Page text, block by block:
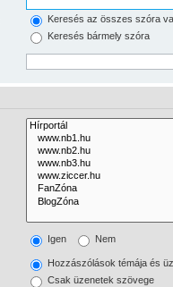
Keresés az összes szóra
Keresés bármely szóra
Igen Nem
Hozzászólások témája és
Csak üzenetek szövege